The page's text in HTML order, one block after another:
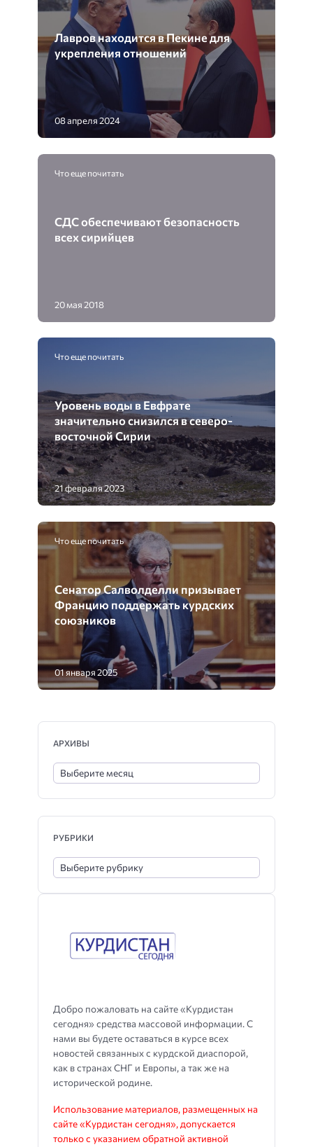
Лавров находится в Пекине для
укрепления отношений
08 апреля 2024
Что еще почитать
СДС обеспечивают безопасность
всех сирийцев
20 мая 2018
Что еще почитать
Уровень воды в Евфрате
значительно снизился в северо-
восточной Сирии
21 февраля 2023
Что еще почитать
Сенатор Салволделли призывает
Францию поддержать курдских
союзников
01 января 2025
Добро пожаловать на сайте «Курдистан
сегодня» средства массовой информации. С
нами вы будете оставаться в курсе всех
новостей связанных с курдской диаспорой,
как в странах СНГ и Европы, а так же на
исторической родине.
Использование материалов, размещенных на
сайте «Курдистан сегодня», допускается
только с указанием обратной активной
АРХИВЫ
РУБРИКИ